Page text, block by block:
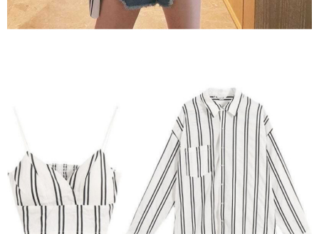
權轉讓予恩沛科技股份有限公司。
２．關於個人資料處理事宜，請瀏覽以下網址：
https://aftee.tw/terms/#terms3
時審查核予不同之上限額度；若仍有額度不足之情形，本公司將視審查結果
５．嚴禁一人註冊多個帳號或使用他人資訊註冊。若發現惡意使用之情形，
恩沛科技股份有限公司將有權停止該用戶之使用額度並採取法律行動。
付款後7-11取貨
每筆NT$80，滿NT$1,500(含以上)免運費